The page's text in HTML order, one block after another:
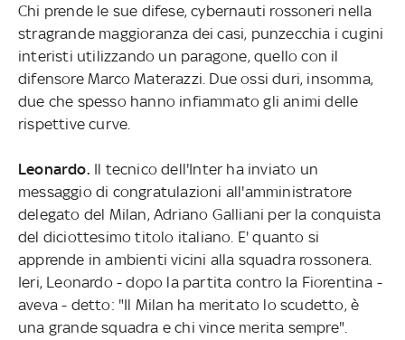
Chi prende le sue difese, cybernauti rossoneri nella
stragrande maggioranza dei casi, punzecchia i cugini
interisti utilizzando un paragone, quello con il
difensore Marco Materazzi. Due ossi duri, insomma,
due che spesso hanno infiammato gli animi delle
rispettive curve.
Leonardo. Il tecnico dell'Inter ha inviato un
messaggio di congratulazioni all'amministratore
delegato del Milan, Adriano Galliani per la conquista
del diciottesimo titolo italiano. E' quanto si
apprende in ambienti vicini alla squadra rossonera.
Ieri, Leonardo - dopo la partita contro la Fiorentina -
aveva - detto: "Il Milan ha meritato lo scudetto, è
una grande squadra e chi vince merita sempre".